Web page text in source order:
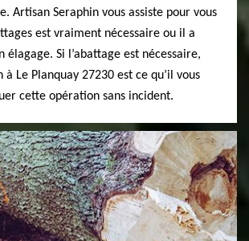
Artisan Seraphin vous assiste pour vous
est vraiment nécessaire ou il a
élagage. Si l’abattage est nécessaire,
à Le Planquay 27230 est ce qu’il vous
cette opération sans incident.